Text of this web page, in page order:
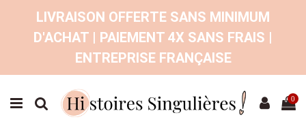
LIVRAISON OFFERTE SANS MINIMUM
D'ACHAT | PAIEMENT 4X SANS FRAIS |
ENTREPRISE FRANÇAISE
0